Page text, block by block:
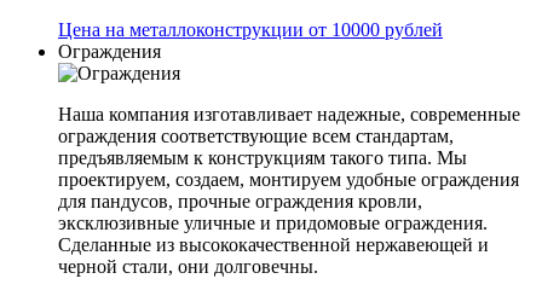
Цена на металлоконструкции от 10000 рублей
Ограждения
Наша компания изготавливает надежные, современные
ограждения соответствующие всем стандартам,
предъявляемым к конструкциям такого типа. Мы
проектируем, создаем, монтируем удобные ограждения
для пандусов, прочные ограждения кровли,
эксклюзивные уличные и придомовые ограждения.
Сделанные из высококачественной нержавеющей и
черной стали, они долговечны.